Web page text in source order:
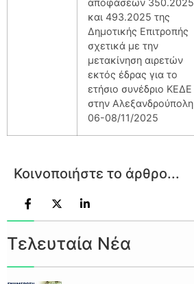
και 493.2025 της
Δημοτικής Επιτροπής
σχετικά με την
μετακίνηση αιρετών
εκτός έδρας για το
ετήσιο συνέδριο ΚΕΔΕ
στην Αλεξανδρούπολη
06-08/11/2025
Κοινοποιήστε το άρθρο...
Τελευταία Νέα